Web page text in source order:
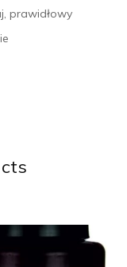
prawidłowy